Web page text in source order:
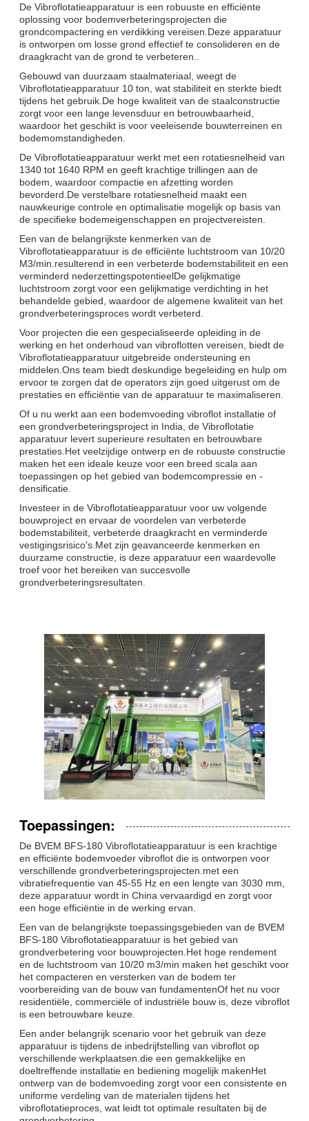
De Vibroflotatieapparatuur is een robuuste en efficiënte
oplossing voor bodemverbeteringsprojecten die
grondcompactering en verdikking vereisen.Deze apparatuur
is ontworpen om losse grond effectief te consolideren en de
draagkracht van de grond te verbeteren..
Gebouwd van duurzaam staalmateriaal, weegt de
Vibroflotatieapparatuur 10 ton, wat stabiliteit en sterkte biedt
tijdens het gebruik.De hoge kwaliteit van de staalconstructie
zorgt voor een lange levensduur en betrouwbaarheid,
waardoor het geschikt is voor veeleisende bouwterreinen en
bodemomstandigheden.
De Vibroflotatieapparatuur werkt met een rotatiesnelheid van
1340 tot 1640 RPM en geeft krachtige trillingen aan de
bodem, waardoor compactie en afzetting worden
bevorderd.De verstelbare rotatiesnelheid maakt een
nauwkeurige controle en optimalisatie mogelijk op basis van
de specifieke bodemeigenschappen en projectvereisten.
Een van de belangrijkste kenmerken van de
Vibroflotatieapparatuur is de efficiënte luchtstroom van 10/20
M3/min.resulterend in een verbeterde bodemstabiliteit en een
verminderd nederzettingspotentieelDe gelijkmatige
luchtstroom zorgt voor een gelijkmatige verdichting in het
behandelde gebied, waardoor de algemene kwaliteit van het
grondverbeteringsproces wordt verbeterd.
Voor projecten die een gespecialiseerde opleiding in de
werking en het onderhoud van vibroflotten vereisen, biedt de
Vibroflotatieapparatuur uitgebreide ondersteuning en
middelen.Ons team biedt deskundige begeleiding en hulp om
ervoor te zorgen dat de operators zijn goed uitgerust om de
prestaties en efficiëntie van de apparatuur te maximaliseren.
Of u nu werkt aan een bodemvoeding vibroflot installatie of
een grondverbeteringsproject in India, de Vibroflotatie
apparatuur levert superieure resultaten en betrouwbare
prestaties.Het veelzijdige ontwerp en de robuuste constructie
maken het een ideale keuze voor een breed scala aan
toepassingen op het gebied van bodemcompressie en -
densificatie.
Investeer in de Vibroflotatieapparatuur voor uw volgende
bouwproject en ervaar de voordelen van verbeterde
bodemstabiliteit, verbeterde draagkracht en verminderde
vestigingsrisico's.Met zijn geavanceerde kenmerken en
duurzame constructie, is deze apparatuur een waardevolle
troef voor het bereiken van succesvolle
grondverbeteringsresultaten.
Toepassingen:
De BVEM BFS-180 Vibroflotatieapparatuur is een krachtige
en efficiënte bodemvoeder vibroflot die is ontworpen voor
verschillende grondverbeteringsprojecten.met een
vibratiefrequentie van 45-55 Hz en een lengte van 3030 mm,
deze apparatuur wordt in China vervaardigd en zorgt voor
een hoge efficiëntie in de werking ervan.
Een van de belangrijkste toepassingsgebieden van de BVEM
BFS-180 Vibroflotatieapparatuur is het gebied van
grondverbetering voor bouwprojecten.Het hoge rendement
en de luchtstroom van 10/20 m3/min maken het geschikt voor
het compacteren en versterken van de bodem ter
voorbereiding van de bouw van fundamentenOf het nu voor
residentiële, commerciële of industriële bouw is, deze vibroflot
is een betrouwbare keuze.
Een ander belangrijk scenario voor het gebruik van deze
apparatuur is tijdens de inbedrijfstelling van vibroflot op
verschillende werkplaatsen.die een gemakkelijke en
doeltreffende installatie en bediening mogelijk makenHet
ontwerp van de bodemvoeding zorgt voor een consistente en
uniforme verdeling van de materialen tijdens het
vibroflotatieproces, wat leidt tot optimale resultaten bij de